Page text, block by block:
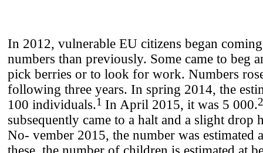
In 2012, vulnerable EU citizens began
numbers than previously. Some came to beg
pick berries or to look for work. Numbers
following three years. In spring 2014, the
100 individuals.1 In April 2015, it was 5 000.
subsequently came to a halt and a slight drop
No- vember 2015, the number was estimated